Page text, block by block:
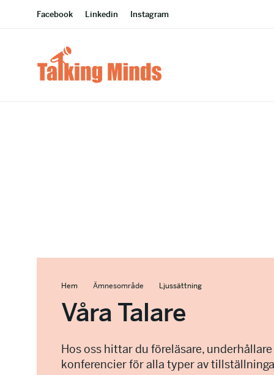
Facebook Linkedin Instagram
Hem Ämnesområde Ljussättning
Våra Talare
Hos oss hittar du föreläsare,
konferencier för alla typer av